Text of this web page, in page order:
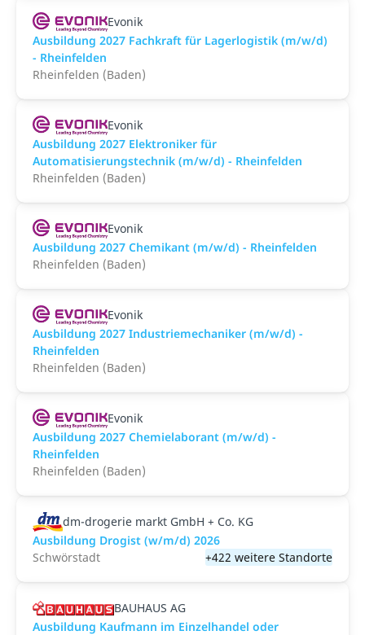
Evonik
Ausbildung 2027 Fachkraft für Lagerlogistik (m/w/d)
- Rheinfelden
Rheinfelden (Baden)
Evonik
Ausbildung 2027 Elektroniker für
Automatisierungstechnik (m/w/d) - Rheinfelden
Rheinfelden (Baden)
Evonik
Ausbildung 2027 Chemikant (m/w/d) - Rheinfelden
Rheinfelden (Baden)
Evonik
Ausbildung 2027 Industriemechaniker (m/w/d) -
Rheinfelden
Rheinfelden (Baden)
Evonik
Ausbildung 2027 Chemielaborant (m/w/d) -
Rheinfelden
Rheinfelden (Baden)
dm-drogerie markt GmbH + Co. KG
Ausbildung Drogist (w/m/d) 2026
Schwörstadt
+422 weitere Standorte
BAUHAUS AG
Ausbildung Kaufmann im Einzelhandel oder